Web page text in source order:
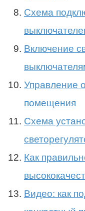
Схема
Включение
Управление
помещения
Схема
Как
Видео: как